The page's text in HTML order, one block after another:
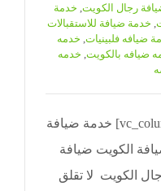
رجال الكويت, خدمة
, خدمة ضيافة للاستقبالات
ضيافه فلبينيات, خدمه
ضيافه بالكويت, خدمه
[vc_row][vc_column][vc_column_text] خدمة ضيافة
| 65080771| ضيافة الكويت ضيافة
الكويت لا تقلق